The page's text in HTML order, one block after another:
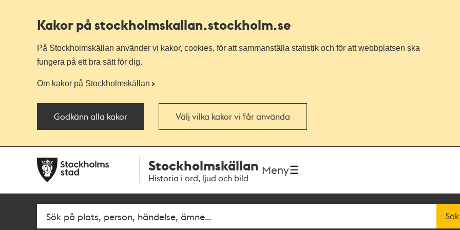
Kakor på stockholmskallan.stockholm.se
På Stockholmskällan använder vi kakor, cookies, för att sammanställa statistik och för att webbplatsen ska
fungera på ett bra sätt för dig.
Om kakor på Stockholmskällan
Godkänn alla kakor Välj vilka kakor vi får använda
navigationen
huvudinnehållet
Stockholmskällan
Historia i ord, ljud och bild
Meny
Fritextsök Sök